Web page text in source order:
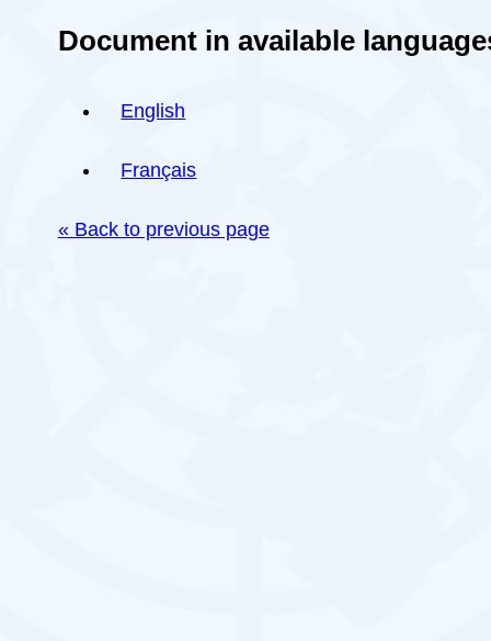
Document in available
English
Français
« Back to previous page